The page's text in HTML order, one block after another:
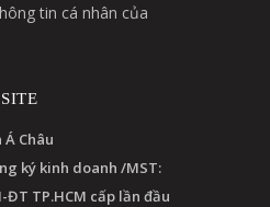
tin cá nhân của
Châu
ký kinh doanh /MST:
ĐT TP.HCM cấp lần đầu